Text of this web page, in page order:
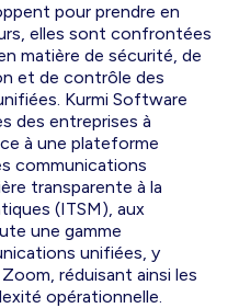
pour prendre en
elles sont confrontées
matière de sécurité, de
et de contrôle des
Kurmi Software
des entreprises à
à une plateforme
communications
transparente à la
(ITSM), aux
une gamme
unifiées, y
réduisant ainsi les
opérationnelle.